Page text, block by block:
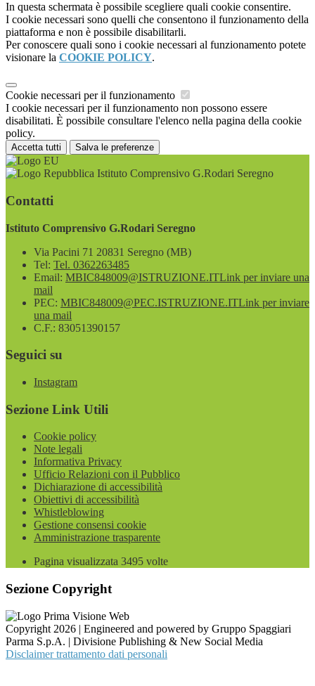
In questa schermata è possibile scegliere quali cookie consentire.
I cookie necessari sono quelli che consentono il funzionamento della
piattaforma e non è possibile disabilitarli.
Per conoscere quali sono i cookie necessari al funzionamento potete
visionare la COOKIE POLICY.
Cookie necessari per il funzionamento
I cookie necessari per il funzionamento non possono essere
disabilitati. È possibile consultare l'elenco nella pagina della cookie
policy.
Accetta tutti Salva le preferenze
Istituto Comprensivo G.Rodari Seregno
Contatti
Istituto Comprensivo G.Rodari Seregno
Via Pacini 71 20831 Seregno (MB)
Tel: Tel. 0362263485
Email: MBIC848009@ISTRUZIONE.ITLink per inviare una
mail
PEC: MBIC848009@PEC.ISTRUZIONE.ITLink per inviare
una mail
C.F.: 83051390157
Seguici su
Instagram
Sezione Link Utili
Cookie policy
Note legali
Informativa Privacy
Ufficio Relazioni con il Pubblico
Dichiarazione di accessibilità
Obiettivi di accessibilità
Whistleblowing
Gestione consensi cookie
Amministrazione trasparente
Pagina visualizzata 3495 volte
Sezione Copyright
Copyright 2026 | Engineered and powered by Gruppo Spaggiari
Parma S.p.A. | Divisione Publishing & New Social Media
Disclaimer trattamento dati personali